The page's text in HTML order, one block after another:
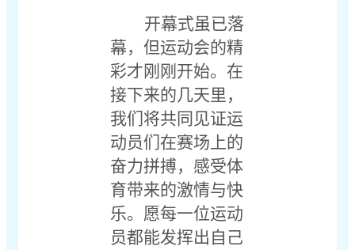
开幕式虽已落
幕，但运动会的精
彩才刚刚开始。在
接下来的几天里，
我们将共同见证运
动员们在赛场上的
奋力拼搏，感受体
育带来的激情与快
乐。愿每一位运动
员都能发挥出自己